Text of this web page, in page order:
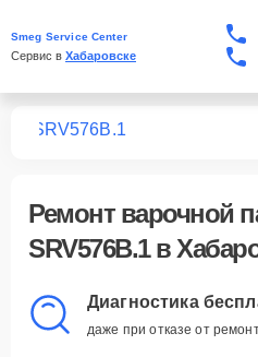
Smeg Service Center
Сервис в Хабаровске
SRV576B.1
Ремонт варочной
SRV576B.1в
Диагностика
даже при отказе от